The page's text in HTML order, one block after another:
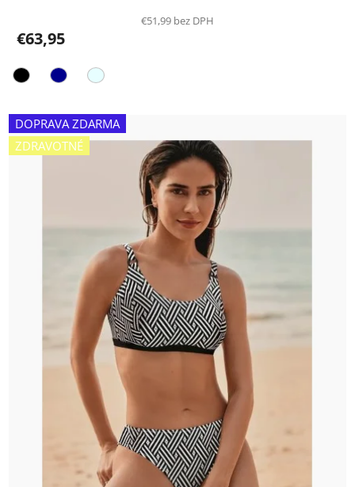
€51,99 bez DPH
€63,95
DOPRAVA ZDARMA
ZDRAVOTNÉ